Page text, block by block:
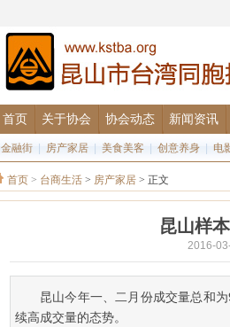
首页 关于协会 协会动态 新闻资讯
金融街 房产家居 美食美客 创意养身 电
首页 > 台商生活 > 房产家居 > 正文
昆山样
2016-
昆山今年一、二月份成交量总和
续高成交量的态势。